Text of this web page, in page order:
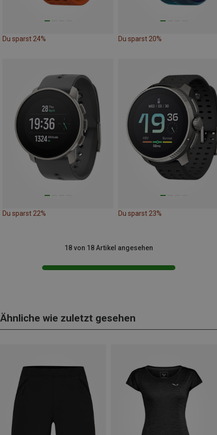
Du sparst 24% Du sparst 20%
Du sparst 22% Du sparst 23%
18 von 18 Artikel angesehen
Ähnliche wie zuletzt gesehen